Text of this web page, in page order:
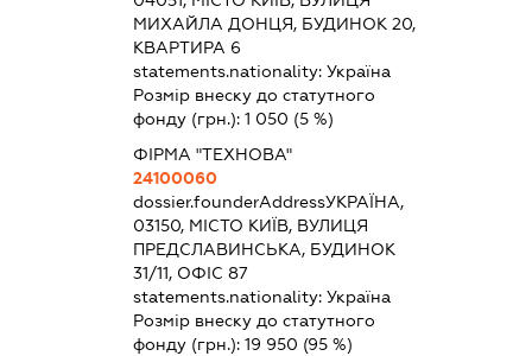
МИХАЙЛА ДОНЦЯ, БУДИНОК 20,
КВАРТИРА 6
statements.nationality:Україна
Розмір внеску до статутного
фонду (грн.):1 050 (5 %)
ФІРМА "ТЕХНОВА"
24100060
dossier.founderAddressУКРАЇНА,
03150, МІСТО КИЇВ, ВУЛИЦЯ
ПРЕДСЛАВИНСЬКА, БУДИНОК
31/11, ОФІС 87
statements.nationality:Україна
Розмір внеску до статутного
фонду (грн.):19 950 (95 %)